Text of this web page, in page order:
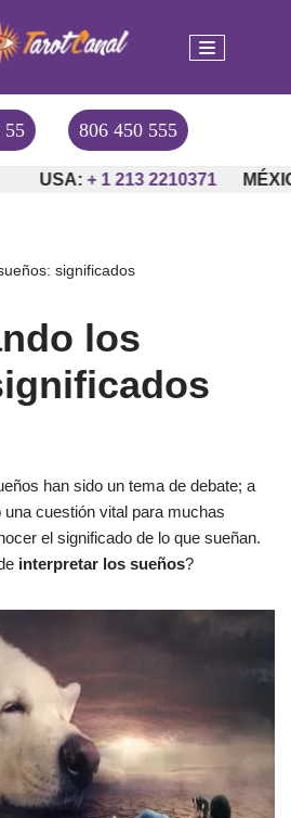
55 806 450 555
USA:+ 1 213 2210371
significados
los
han sido un tema de debate; a
cuestión vital para muchas
el significado de lo que sueñan.
interpretar los sueños?